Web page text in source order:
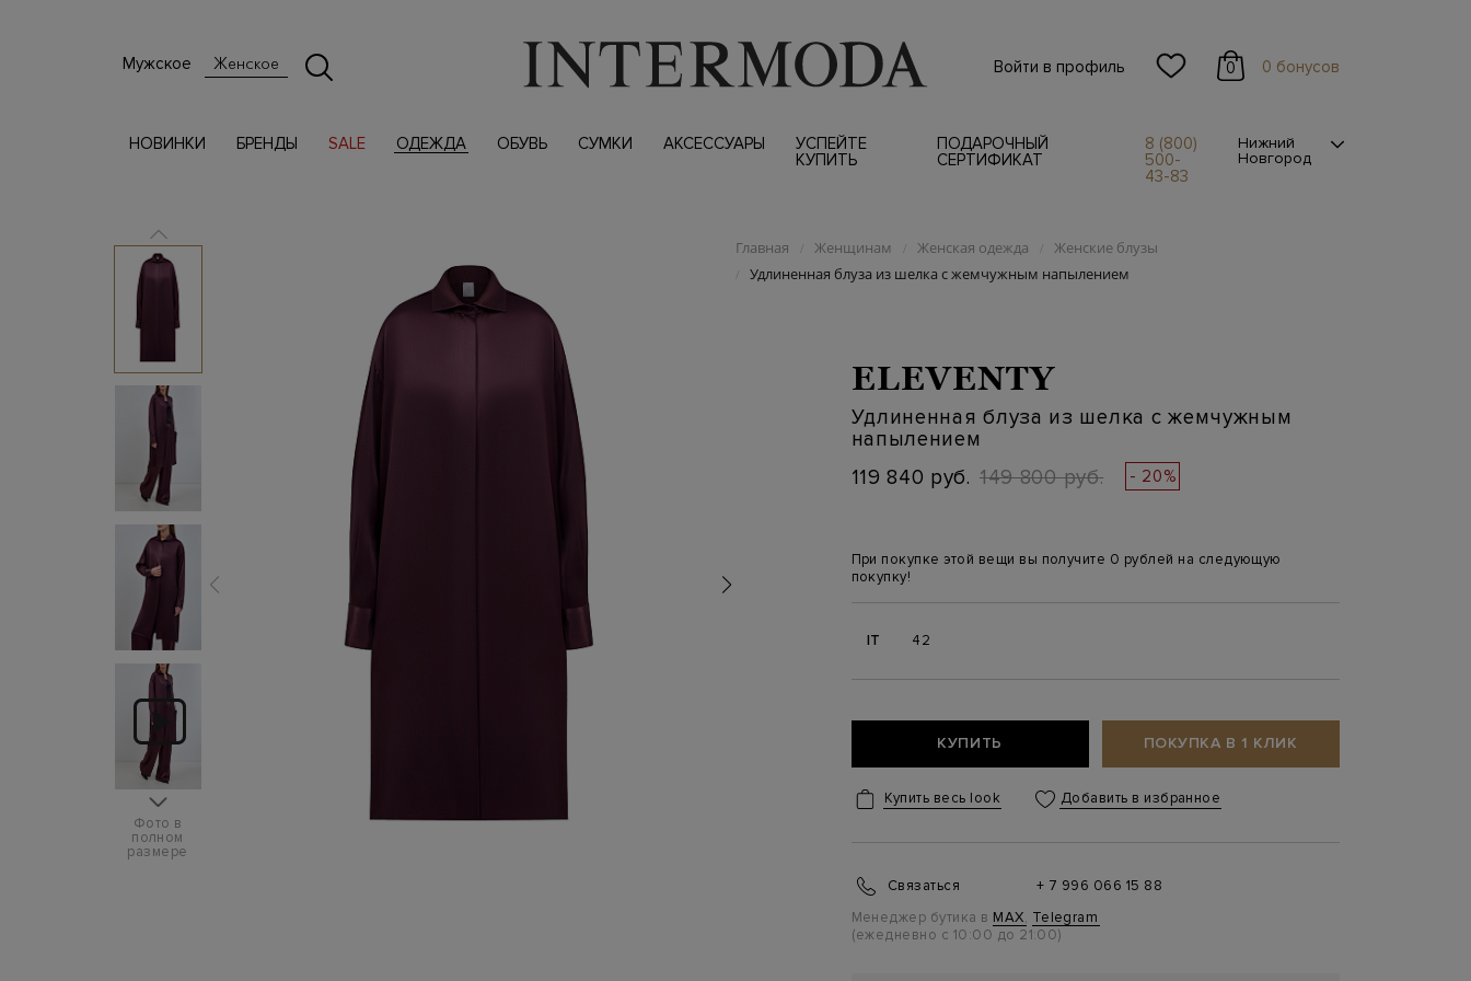
Мужское Женское Войти в профиль 0 0 бонусов
НОВИНКИ БРЕНДЫ SALE ОДЕЖДА ОБУВЬ СУМКИ АКСЕССУАРЫ
УСПЕЙТЕ
КУПИТЬ
ПОДАРОЧНЫЙ
СЕРТИФИКАТ
8 (800)
500-
43-83
Нижний
Новгород
Фото в
полном
размере
Главная / Женщинам / Женская одежда / Женские блузы
/ Удлиненная блуза из шелка с жемчужным напылением
ELEVENTY
Удлиненная блуза из шелка с жемчужным
напылением
119 840 руб. 149 800 руб. - 20%
При покупке этой вещи вы получите 0 рублей на следующую
покупку!
IT 42
КУПИТЬ ПОКУПКА В 1 КЛИК
Купить весь look Добавить в избранное
Связаться
+ 7 996 066 15 88
Менеджер бутика в MAX, Telegram
(ежедневно с 10:00 до 21:00)